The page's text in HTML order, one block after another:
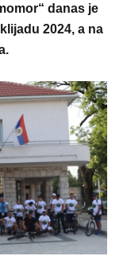
danas je
2024, a na